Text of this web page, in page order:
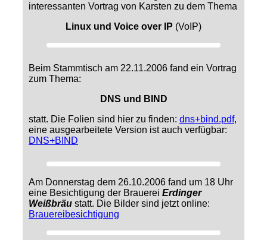
interessanten Vortrag von Karsten zu dem Thema
Linux und Voice over IP (VoIP)
Beim Stammtisch am 22.11.2006 fand ein Vortrag
zum Thema:
DNS und BIND
statt. Die Folien sind hier zu finden: dns+bind.pdf,
eine ausgearbeitete Version ist auch verfügbar:
DNS+BIND
Am Donnerstag dem 26.10.2006 fand um 18 Uhr
eine Besichtigung der Brauerei Erdinger
Weißbräu statt. Die Bilder sind jetzt online:
Brauereibesichtigung